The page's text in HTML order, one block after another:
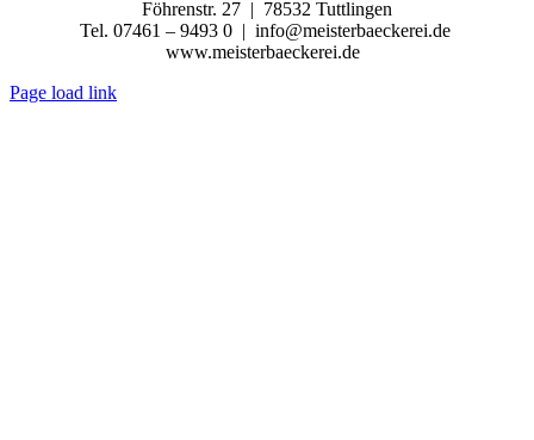
Föhrenstr. 27 | 78532 Tuttlingen
Tel. 07461 – 9493 0 | info@meisterbaeckerei.de
www.meisterbaeckerei.de
Page load link